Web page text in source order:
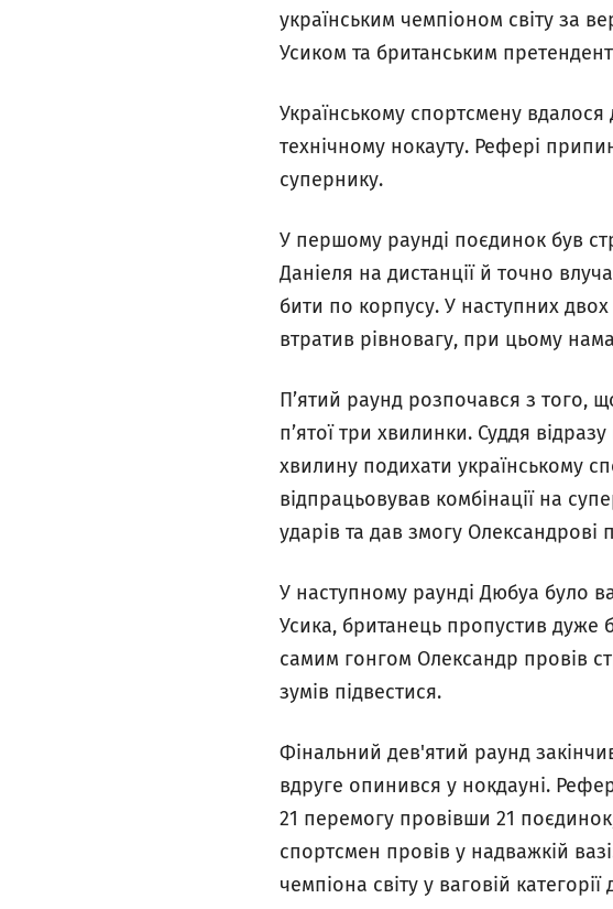
українським чемпіоном світу за
Усиком та британським
Українському спортсмену
технічному нокауту. Рефері
супернику.
У першому раунді поєдинок був
Даніеля на дистанції й точно
бити по корпусу. У наступних
втратив рівновагу, при цьому
П’ятий раунд розпочався з того,
п’ятої три хвилинки. Суддя
хвилину подихати українському
відпрацьовував комбінації на
ударів та дав змогу
У наступному раунді Дюбуа було
Усика, британець пропустив
самим гонгом Олександр провів
зумів підвестися.
Фінальний дев'ятий раунд
вдруге опинився у нокдауні.
21 перемогу провівши 21
спортсмен провів у надважкій
чемпіона світу у ваговій